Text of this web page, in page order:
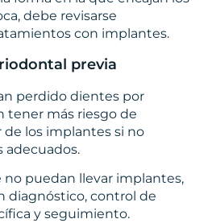
debe revisarse
con implantes.
previa
perdido dientes por
más riesgo de
los implantes si no
no puedan llevar implantes,
diagnóstico, control de
y seguimiento.